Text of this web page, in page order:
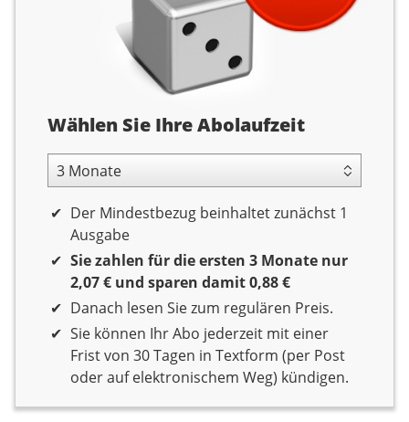
Abolaufzeit
Wählen Sie Ihre Abolaufzeit
3 Monate Laufzeit
Der Mindestbezug beinhaltet zunächst 1
Ausgabe
Sie zahlen für die ersten 3 Monate nur
2,07 € und sparen damit 0,88 €
Danach lesen Sie zum regulären Preis.
Sie können Ihr Abo jederzeit mit einer
Frist von 30 Tagen in Textform (per Post
oder auf elektronischem Weg) kündigen.